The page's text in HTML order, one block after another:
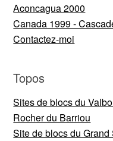
Aconcagua 2000
Canada 1999 -
Contactez-moi
Topos
Sites de blocs du
Rocher du Barriou
Site de blocs du Grand